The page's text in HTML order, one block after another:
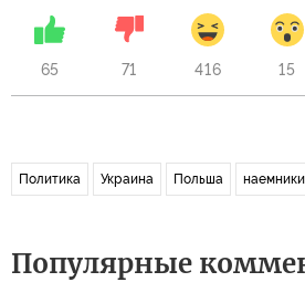
65 71 416 15
Политика Украина Польша наемники
Популярные